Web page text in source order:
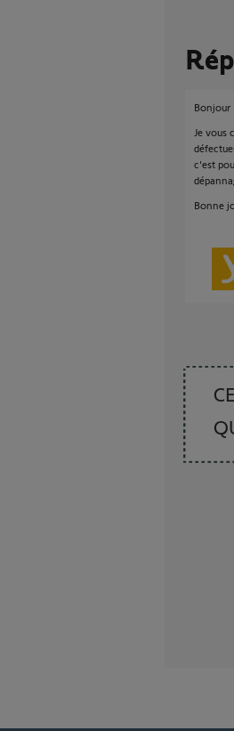
Bonjour
Je vous
c'est
Bonne